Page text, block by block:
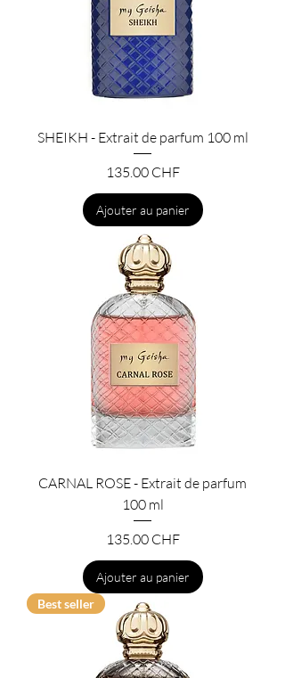
SHEIKH - Extrait de parfum 100 ml
Prix
135.00 CHF
Ajouter au panier
CARNAL ROSE - Extrait de parfum
100 ml
Prix
135.00 CHF
Ajouter au panier
Best seller